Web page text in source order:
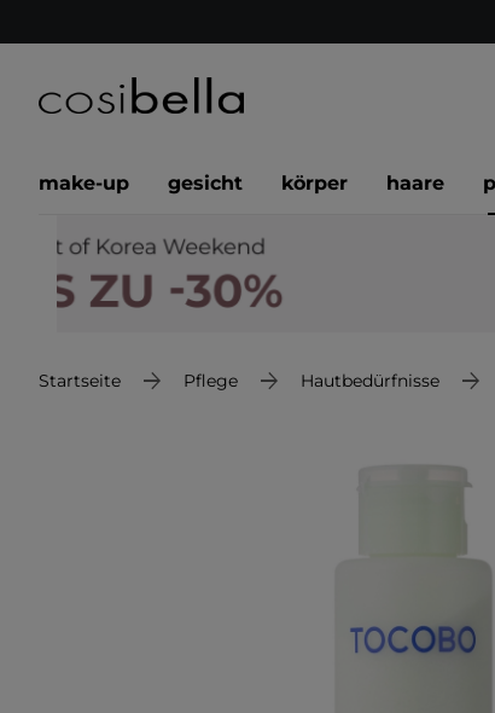
make-up gesicht körper haare
Startseite Pflege Hautbedürfnisse